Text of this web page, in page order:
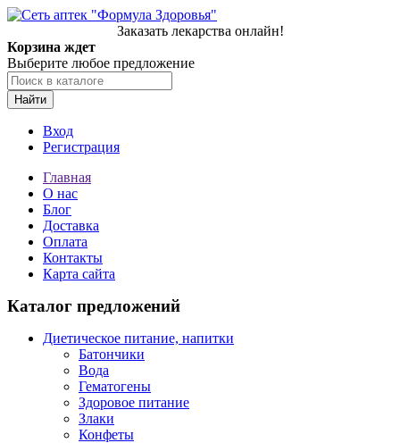
Заказать лекарства онлайн!
Корзина ждет
Выберите любое предложение
Найти
Вход
Регистрация
Главная
О нас
Блог
Доставка
Оплата
Контакты
Карта сайта
Каталог предложений
Диетическое питание, напитки
Батончики
Вода
Гематогены
Здоровое питание
Злаки
Конфеты